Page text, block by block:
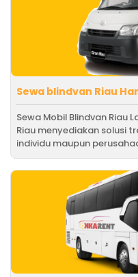
Sewa blindvan Riau
Sewa Mobil Blindvan Riau
Riau menyediakan solusi
individu maupun